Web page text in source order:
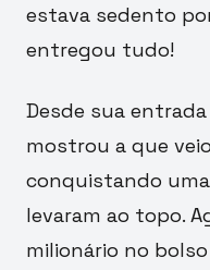
estava sedento
entregou tudo!
Desde sua
mostrou a que
conquistando
levaram ao topo.
milionário no